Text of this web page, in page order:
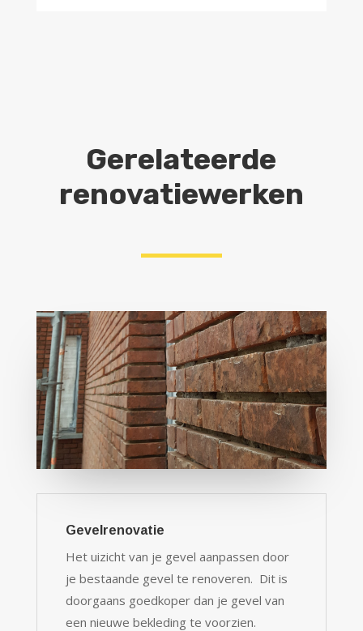
Gerelateerde
renovatiewerken
Gevelrenovatie
Het uizicht van je gevel aanpassen door
je bestaande gevel te renoveren. Dit is
doorgaans goedkoper dan je gevel van
een nieuwe bekleding te voorzien.